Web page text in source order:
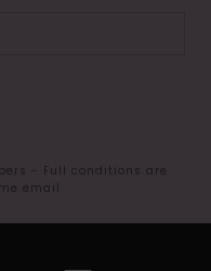
- Full conditions are
email